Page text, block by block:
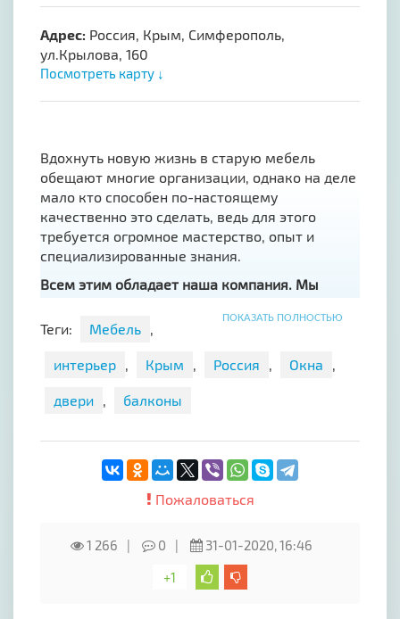
Адрес: Россия, Крым, Симферополь,
ул.Крылова, 160
Посмотреть карту ↓
Вдохнуть новую жизнь в старую мебель
обещают многие организации, однако на деле
мало кто способен по-настоящему
качественно это сделать, ведь для этого
требуется огромное мастерство, опыт и
специализированные знания.
Всем этим обладает наша компания. Мы
мебели, выполняя работу любой степени
Почему стоит обратиться именно к нам:
- в работе мы используем
фурнитуру от известных производителей;
- у нас естьсобственный транспортдля
- у насогромный опытработы в данной
100%-ное качество
ПОКАЗАТЬ ПОЛНОСТЬЮ
Теги: Мебель ,
интерьер , Крым , Россия , Окна ,
двери , балконы
Пожаловаться
1 266 0
31-01-2020, 16:46
+1